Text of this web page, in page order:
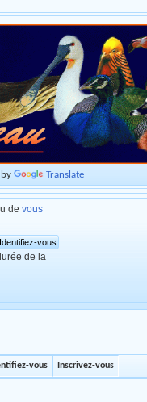
Translate
de vous
de la
vous Inscrivez-vous